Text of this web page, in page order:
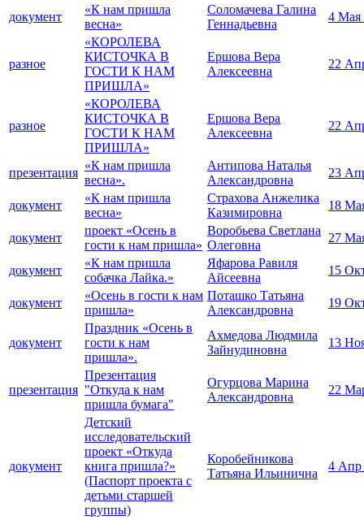
документ
«К нам пришла
весна»
Соломачева Галина
Геннадьевна
4 Мая
разное
«КОРОЛЕВА
КИСТОЧКА В
ГОСТИ К НАМ
ПРИШЛА»
Ершова Вера
Алексеевна
22
разное
«КОРОЛЕВА
КИСТОЧКА В
ГОСТИ К НАМ
ПРИШЛА»
Ершова Вера
Алексеевна
22
презентация
«К нам пришла
весна».
Антипова Наталья
Александровна
23
документ
«К нам пришла
весна»
Страхова Анжелика
Казимировна
18
документ
проект «Осень в
гости к нам пришла»
Воробьева Светлана
Олеговна
27
документ
«К нам пришла
собачка Лайка.»
Яфарова Равиля
Айсеевна
15
документ
«Осень в гости к нам
пришла»
Поташко Татьяна
Александровна
19
документ
Праздник «Осень в
гости к нам
пришла».
Ахмедова Людмила
Зайнудиновна
13
презентация
Презентация
"Откуда к нам
пришла бумага"
Огурцова Марина
Александровна
22
документ
Детский
исследовательский
проект «Откуда
книга пришла?»
(Паспорт проекта с
детьми старшей
группы)
Коробейникова
Татьяна Ильинична
4 Апр